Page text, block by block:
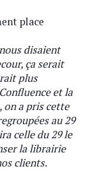
place
disaient
ça serait
plus
et la
on a pris cette
au 29
celle du 29 le
la librairie
clients.